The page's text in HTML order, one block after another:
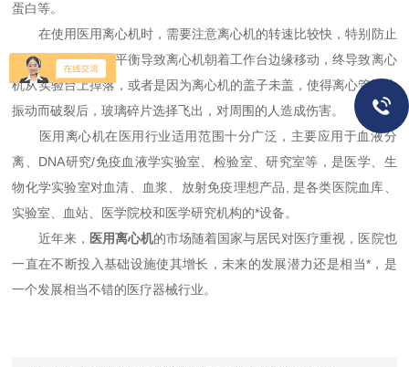
蛋白等。
在使用医用离心机时，需要注意离心机的转速比较快，特别防止
在运转期间因为不平衡导致离心机朝着工作台边缘移动，终导致离心
机从实验台上掉落，或者是因为离心机的盖子未盖，使得离心管因为
振动而破裂后，玻璃碎片选择飞出，对周围的人造成伤害。
医用离心机在医用行业适用范围十分广泛，主要应用于血液分
离、DNA研究/免疫血液学实验室、检验室、研究室等，是医学、生
物化学实验室对血清、血浆、放射免疫理想产品, 是各类医院血库、
实验室、血站、医学院校和医学研究机构的*设备。
近年来， 医用离心机的市场随着国家与居民对医疗重视，医院也
一直在不断投入基础设施使其增长，未来的发展潜力还是相当*，是
一个发展相当不错的医疗器械行业。